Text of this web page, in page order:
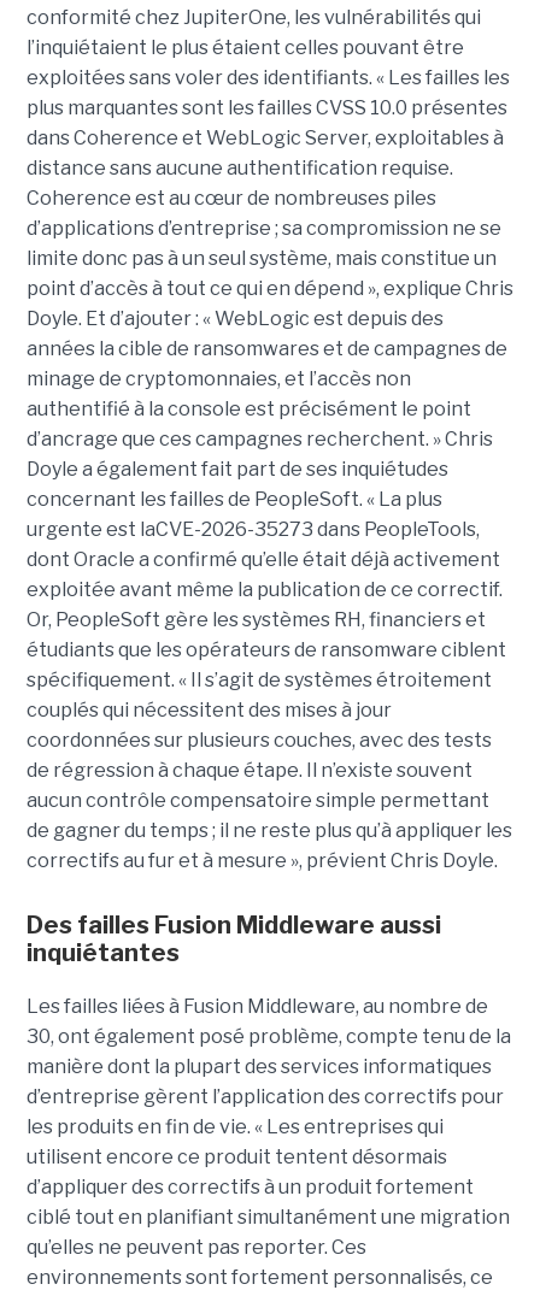
conformité chez JupiterOne, les vulnérabilités qui
l’inquiétaient le plus étaient celles pouvant être
exploitées sans voler des identifiants. « Les failles les
plus marquantes sont les failles CVSS 10.0 présentes
dans Coherence et WebLogic Server, exploitables à
distance sans aucune authentification requise.
Coherence est au cœur de nombreuses piles
d’applications d’entreprise ; sa compromission ne se
limite donc pas à un seul système, mais constitue un
point d’accès à tout ce qui en dépend », explique Chris
Doyle. Et d’ajouter : « WebLogic est depuis des
années la cible de ransomwares et de campagnes de
minage de cryptomonnaies, et l’accès non
authentifié à la console est précisément le point
d’ancrage que ces campagnes recherchent. » Chris
Doyle a également fait part de ses inquiétudes
concernant les failles de PeopleSoft. « La plus
urgente est laCVE-2026-35273 dans PeopleTools,
dont Oracle a confirmé qu’elle était déjà activement
exploitée avant même la publication de ce correctif.
Or, PeopleSoft gère les systèmes RH, financiers et
étudiants que les opérateurs de ransomware ciblent
spécifiquement. « Il s’agit de systèmes étroitement
couplés qui nécessitent des mises à jour
coordonnées sur plusieurs couches, avec des tests
de régression à chaque étape. Il n’existe souvent
aucun contrôle compensatoire simple permettant
de gagner du temps ; il ne reste plus qu’à appliquer les
correctifs au fur et à mesure », prévient Chris Doyle.
Des failles Fusion Middleware aussi
inquiétantes
Les failles liées à Fusion Middleware, au nombre de
30, ont également posé problème, compte tenu de la
manière dont la plupart des services informatiques
d’entreprise gèrent l’application des correctifs pour
les produits en fin de vie. « Les entreprises qui
utilisent encore ce produit tentent désormais
d’appliquer des correctifs à un produit fortement
ciblé tout en planifiant simultanément une migration
qu’elles ne peuvent pas reporter. Ces
environnements sont fortement personnalisés, ce